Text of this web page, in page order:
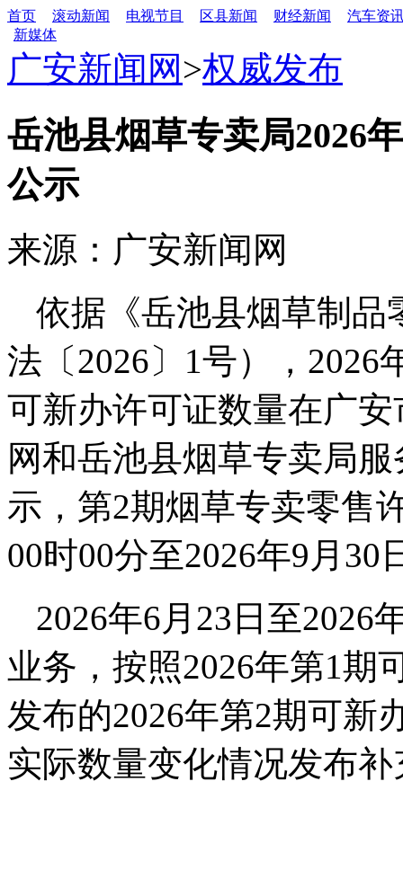
首页 滚动新闻 电视节目 区县新闻 财经新闻
汽车资
新媒体
广安新闻网 >权威发布
岳池县烟草专卖局2026
公示
来源：广安新闻网
依据《岳池县烟草制品
法〔2026〕1号），2026
可新办许可证数量在广
网和岳池县烟草专卖局
示，第2期烟草专卖零售
00时00分至2026年9月30
2026年6月23日至2026
业务，按照2026年第1期
发布的2026年第2期可新
实际数量变化情况发布